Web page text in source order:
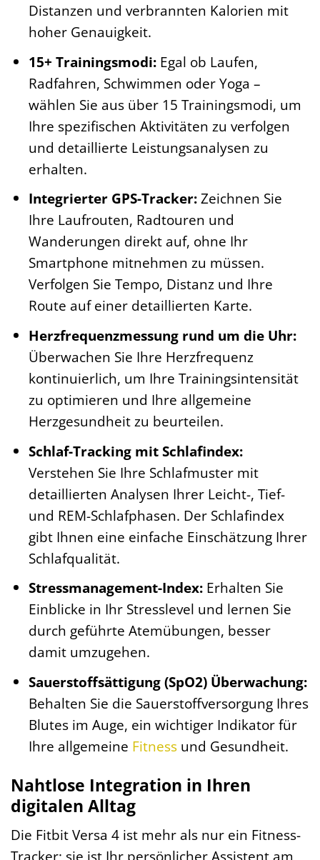
Distanzen und verbrannten Kalorien mit
hoher Genauigkeit.
15+ Trainingsmodi:Egal ob Laufen,
Radfahren, Schwimmen oder Yoga –
wählen Sie aus über 15 Trainingsmodi, um
Ihre spezifischen Aktivitäten zu verfolgen
und detaillierte Leistungsanalysen zu
erhalten.
Integrierter GPS-Tracker:Zeichnen Sie
Ihre Laufrouten, Radtouren und
Wanderungen direkt auf, ohne Ihr
Smartphone mitnehmen zu müssen.
Verfolgen Sie Tempo, Distanz und Ihre
Route auf einer detaillierten Karte.
Herzfrequenzmessung rund um die Uhr:
Überwachen Sie Ihre Herzfrequenz
kontinuierlich, um Ihre Trainingsintensität
zu optimieren und Ihre allgemeine
Herzgesundheit zu beurteilen.
Schlaf-Tracking mit Schlafindex:
Verstehen Sie Ihre Schlafmuster mit
detaillierten Analysen Ihrer Leicht-, Tief-
und REM-Schlafphasen. Der Schlafindex
gibt Ihnen eine einfache Einschätzung Ihrer
Schlafqualität.
Stressmanagement-Index:Erhalten Sie
Einblicke in Ihr Stresslevel und lernen Sie
durch geführte Atemübungen, besser
damit umzugehen.
Sauerstoffsättigung (SpO2) Überwachung:
Behalten Sie die Sauerstoffversorgung Ihres
Blutes im Auge, ein wichtiger Indikator für
Ihre allgemeine Fitnessund Gesundheit.
Nahtlose Integration in Ihren
digitalen Alltag
Die Fitbit Versa 4 ist mehr als nur ein Fitness-
Tracker; sie ist Ihr persönlicher Assistent am